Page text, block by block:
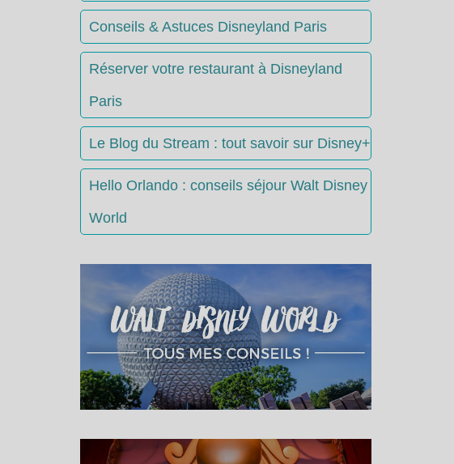
Conseils & Astuces Disneyland Paris
Réserver votre restaurant à Disneyland
Paris
Le Blog du Stream : tout savoir sur Disney+
Hello Orlando : conseils séjour Walt Disney
World